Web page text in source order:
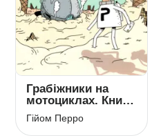
Грабіжники на
мотоциклах. Книга
2
Гійом Перро